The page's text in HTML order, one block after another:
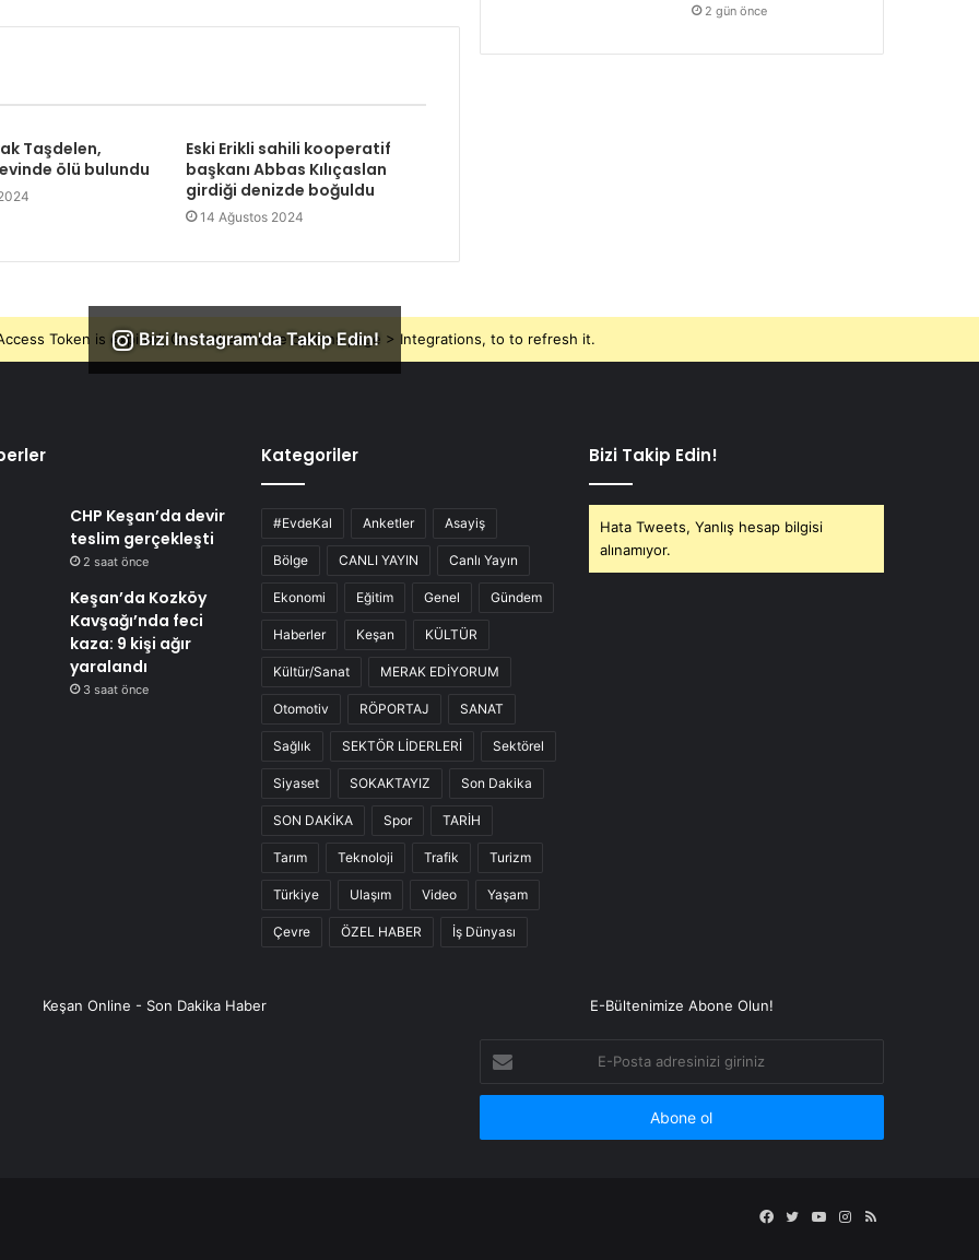
Taşdelen,
ölü bulundu
Eski Erikli sahili kooperatif
başkanı Abbas Kılıçaslan
girdiği denizde boğuldu
14 Ağustos 2024
2 gün önce
Bizi Instagram'da Takip Edin!
Token is expired, Go to the Theme options page > Integrations, to to refresh it.
CHP Keşan’da devir
teslim gerçekleşti
2 saat önce
Keşan’da Kozköy
Kavşağı’nda feci
kaza: 9 kişi ağır
yaralandı
3 saat önce
Kategoriler
#EvdeKal Anketler Asayiş
Bölge CANLI YAYIN Canlı Yayın
Ekonomi Eğitim Genel Gündem
Haberler Keşan KÜLTÜR
Kültür/Sanat MERAK EDİYORUM
Otomotiv RÖPORTAJ SANAT
Sağlık SEKTÖR LİDERLERİ Sektörel
Siyaset SOKAKTAYIZ Son Dakika
SON DAKİKA Spor TARİH
Tarım Teknoloji Trafik Turizm
Türkiye Ulaşım Video Yaşam
Çevre ÖZEL HABER İş Dünyası
Bizi Takip Edin!
Hata Tweets, Yanlış hesap bilgisi
alınamıyor.
Keşan Online - Son Dakika Haber E-Bültenimize Abone Olun!
Posta
adresinizi
Facebook
TwitterYouTubeInstagram